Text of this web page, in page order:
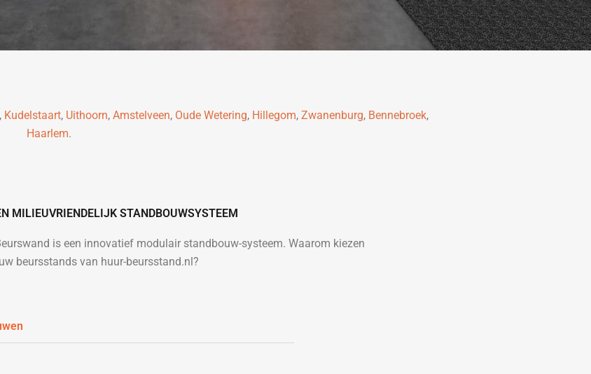
, Kudelstaart, Uithoorn, Amstelveen, Oude Wetering, Hillegom, Zwanenburg, Bennebroek,
Haarlem.
MILIEUVRIENDELIJK STANDBOUWSYSTEEM
is een innovatief modulair standbouw-systeem. Waarom kiezen
beursstands van huur-beursstand.nl?